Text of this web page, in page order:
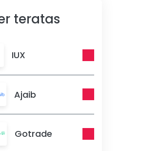
teratas
IUX
Ajaib
Gotrade